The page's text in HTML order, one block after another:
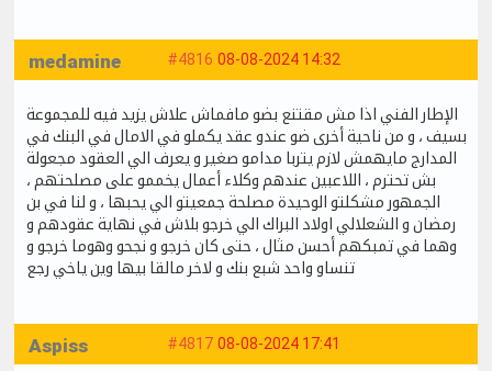
#4816 08-08-2024 14:32
medamine
الإطار الفني اذا مش مقتنع بضو مافماش علاش يزيد فيه للمجموعة
بسيف ، و من ناحية أخرى ضو عندو عقد يكملو في الامال في البنك في
المدارج مايهمش لازم يتربا مدامو صغير و يعرف الي العقود مجعولة
بش تحترم ، اللاعبين عندهم وكلاء أعمال يخممو على مصلحتهم ،
الجمهور مشكلتو الوحيدة مصلحة جمعيتو الي يحبها ، و لنا في بن
رمضان و الشعلالي اولاد البراك الي خرجو بلاش في نهاية عقودهم و
وهما في تمبكهم أحسن مثال ، حتى كان خرجو و نجحو وهوما خرجو و
تنساو واحد شبع بنك و لاخر مالقا بيها وين ياخي رجع
#4817 08-08-2024 17:41
Aspiss